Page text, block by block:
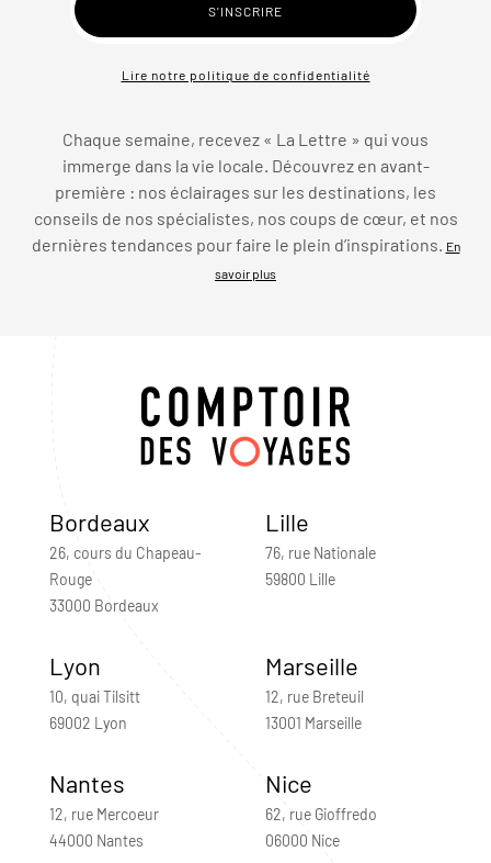
Lire notre politique de confidentialité
Chaque semaine, recevez « La Lettre » qui vous
immerge dans la vie locale. Découvrez en avant-
première : nos éclairages sur les destinations, les
conseils de nos spécialistes, nos coups de cœur, et nos
dernières tendances pour faire le plein d’inspirations.
En
savoir plus
Bordeaux
26, cours du Chapeau-
Rouge
33000 Bordeaux
Lille
76, rue Nationale
59800 Lille
Lyon
10, quai Tilsitt
69002 Lyon
Marseille
12, rue Breteuil
13001 Marseille
Nantes
12, rue Mercoeur
44000 Nantes
Nice
62, rue Gioffredo
06000 Nice